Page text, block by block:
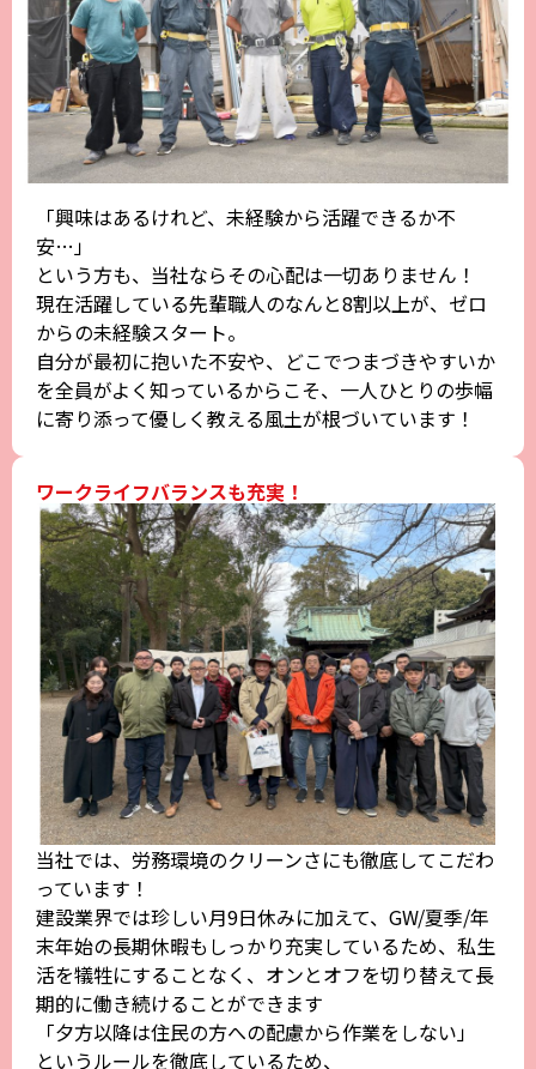
「興味はあるけれど、未経験から活躍できるか不
安…」
という方も、当社ならその心配は一切ありません！
現在活躍している先輩職人のなんと8割以上が、ゼロ
からの未経験スタート。
自分が最初に抱いた不安や、どこでつまづきやすいか
を全員がよく知っているからこそ、一人ひとりの歩幅
に寄り添って優しく教える風土が根づいています！
ワークライフバランスも充実！
当社では、労務環境のクリーンさにも徹底してこだわ
っています！
建設業界では珍しい月9日休みに加えて、GW/夏季/年
末年始の長期休暇もしっかり充実しているため、私生
活を犠牲にすることなく、オンとオフを切り替えて長
期的に働き続けることができます
「夕方以降は住民の方への配慮から作業をしない」
というルールを徹底しているため、